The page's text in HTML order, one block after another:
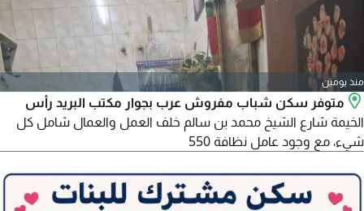
منذ يومين
متوفر سكن شباب مفروش عرب بجوار مكتب البريد رأس
الخيمة شارع الشيخ محمد بن سالم خلف العمل والعمال شامل كل
شيء، مع وجود عامل نظافة 550